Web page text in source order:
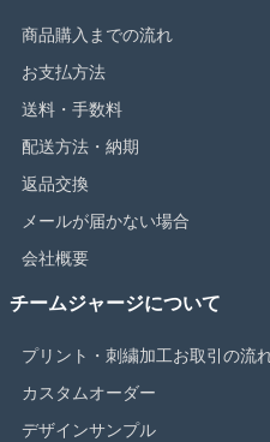
商品購入までの流れ
お支払方法
送料・手数料
配送方法・納期
返品交換
メールが届かない場合
会社概要
チームジャージについて
プリント・刺繍加工お取引の流
カスタムオーダー
デザインサンプル